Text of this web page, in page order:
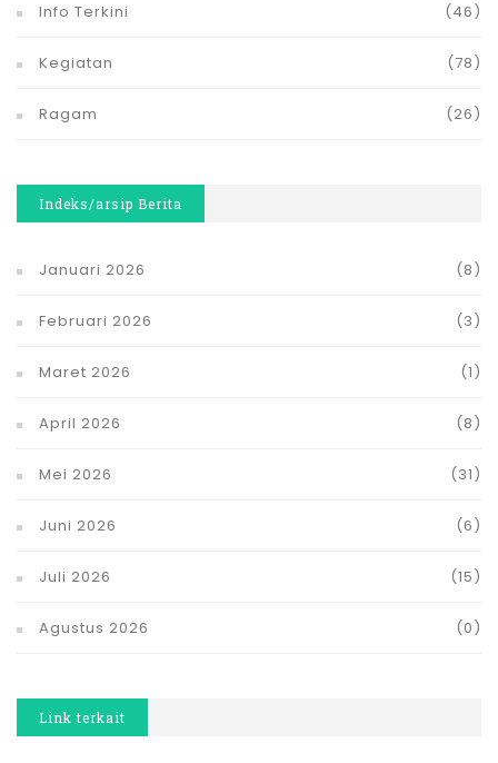
Info Terkini (46)
Kegiatan (78)
Ragam (26)
Indeks/arsip Berita
Januari 2026 (8)
Februari 2026 (3)
Maret 2026 (1)
April 2026 (8)
Mei 2026 (31)
Juni 2026 (6)
Juli 2026 (15)
Agustus 2026 (0)
Link terkait